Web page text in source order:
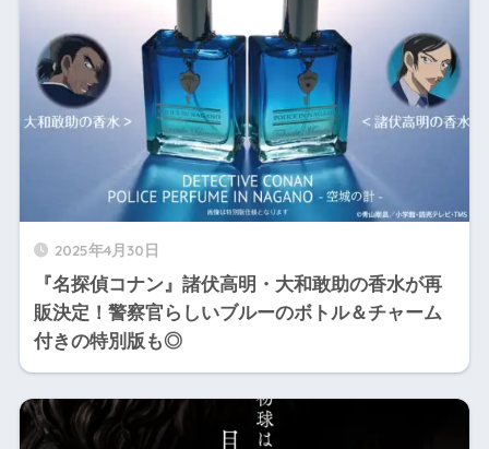
2025年4月30日
『名探偵コナン』諸伏高明・大和敢助の香水が再
販決定！警察官らしいブルーのボトル＆チャーム
付きの特別版も◎